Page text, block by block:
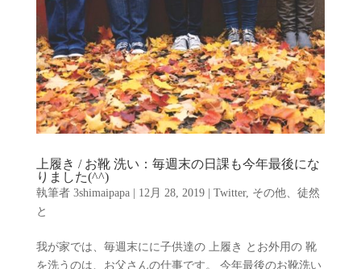
上履き / お靴 洗い：毎週末の日課も今年最後にな
りました(^^)
執筆者 3shimaipapa| 12月 28, 2019| Twitter, その他、徒然
と
我が家では、毎週末にに子供達の 上履き とお外用の 靴
を洗うのは、お父さんの仕事です。 今年最後のお靴洗い